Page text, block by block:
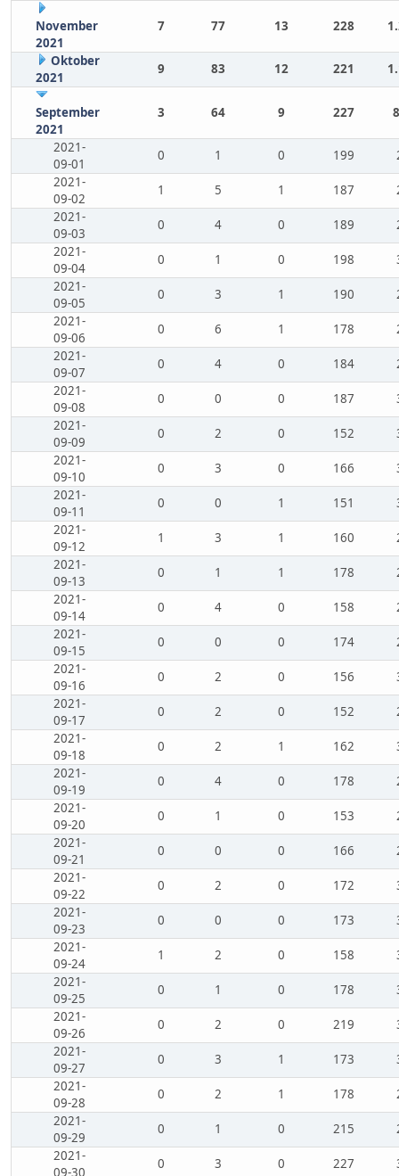
November
2021
7 77 13 228
Oktober
2021
9 83 12 221
September
2021
3 64 9 227
2021-
09-01
0 1 0 199
2021-
09-02
1 5 1 187
2021-
09-03
0 4 0 189
2021-
09-04
0 1 0 198
2021-
09-05
0 3 1 190
2021-
09-06
0 6 1 178
2021-
09-07
0 4 0 184
2021-
09-08
0 0 0 187
2021-
09-09
0 2 0 152
2021-
09-10
0 3 0 166
2021-
09-11
0 0 1 151
2021-
09-12
1 3 1 160
2021-
09-13
0 1 1 178
2021-
09-14
0 4 0 158
2021-
09-15
0 0 0 174
2021-
09-16
0 2 0 156
2021-
09-17
0 2 0 152
2021-
09-18
0 2 1 162
2021-
09-19
0 4 0 178
2021-
09-20
0 1 0 153
2021-
09-21
0 0 0 166
2021-
09-22
0 2 0 172
2021-
09-23
0 0 0 173
2021-
09-24
1 2 0 158
2021-
09-25
0 1 0 178
2021-
09-26
0 2 0 219
2021-
09-27
0 3 1 173
2021-
09-28
0 2 1 178
2021-
09-29
0 1 0 215
2021-
09-30
0 3 0 227